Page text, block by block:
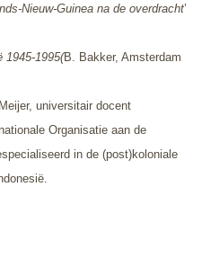
Nieuw-Guinea na de overdracht’
1945-1995(B. Bakker, Amsterdam
universitair docent
Organisatie aan de
in de (post)koloniale